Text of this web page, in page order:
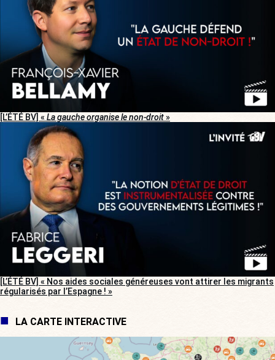
[L’ÉTÉ BV] « La gauche organise le non-droit»
[L’ÉTÉ BV] « Nos aides sociales généreuses vont attirer les migrants
régularisés par l’Espagne ! »
LA CARTE INTERACTIVE